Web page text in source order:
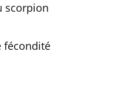
scorpion
fécondité